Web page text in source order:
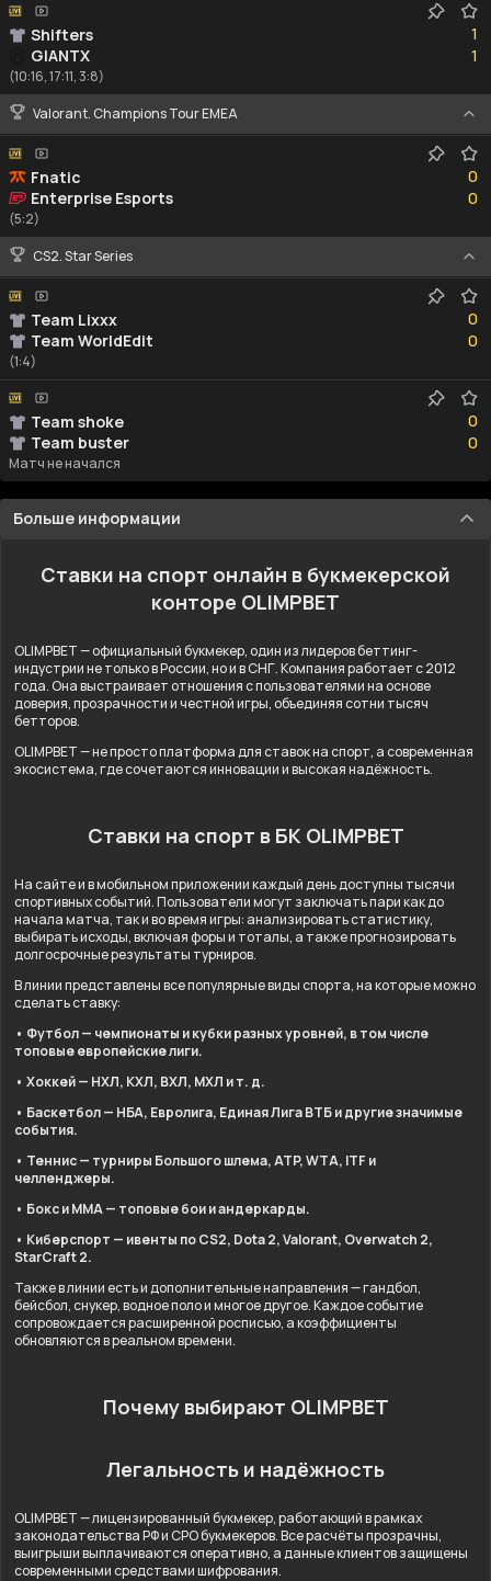
Shifters
GIANTX
1
11
1
(10:16, 17:11, 3:8)
Valorant. Champions Tour EMEA
Fnatic
Enterprise Esports
0
0
0
0
(5:2)
CS2. Star Series
Team Lixxx
Team WorldEdit
0
0
0
0
(1:4)
Team shoke
Team buster
0
0
0
0
Матч не начался
Больше информации
Ставки на спорт онлайн в букмекерской
конторе OLIMPBET
OLIMPBET — официальный букмекер, один из лидеров беттинг-
индустрии не только в России, но и в СНГ. Компания работает с 2012
года. Она выстраивает отношения с пользователями на основе
доверия, прозрачности и честной игры, объединяя сотни тысяч
бетторов.
OLIMPBET — не просто платформа для ставок на спорт, а современная
экосистема, где сочетаются инновации и высокая надёжность.
Ставки на спорт в БК OLIMPBET
На сайте и в мобильном приложении каждый день доступны тысячи
спортивных событий. Пользователи могут заключать пари как до
начала матча, так и во время игры: анализировать статистику,
выбирать исходы, включая форы и тоталы, а также прогнозировать
долгосрочные результаты турниров.
В линии представлены все популярные виды спорта, на которые можно
сделать ставку:
• Футбол — чемпионаты и кубки разных уровней, в том числе
топовые европейские лиги.
• Хоккей — НХЛ, КХЛ, ВХЛ, МХЛ и т. д.
• Баскетбол — НБА, Евролига, Единая Лига ВТБ и другие значимые
события.
• Теннис — турниры Большого шлема, ATP, WTA, ITF и
челленджеры.
• Бокс и ММА — топовые бои и андеркарды.
• Киберспорт — ивенты по CS2, Dota 2, Valorant, Overwatch 2,
StarCraft 2.
Также в линии есть и дополнительные направления — гандбол,
бейсбол, снукер, водное поло и многое другое. Каждое событие
сопровождается расширенной росписью, а коэффициенты
обновляются в реальном времени.
Почему выбирают OLIMPBET
Легальность и надёжность
OLIMPBET — лицензированный букмекер, работающий в рамках
законодательства РФ и СРО букмекеров. Все расчёты прозрачны,
выигрыши выплачиваются оперативно, а данные клиентов защищены
современными средствами шифрования.